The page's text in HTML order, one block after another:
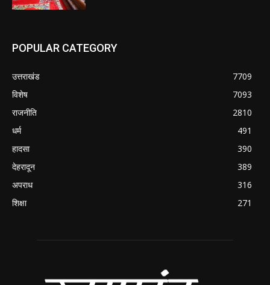
POPULAR CATEGORY
उत्तराखंड
7709
विशेष
7093
राजनीति
2810
धर्म
491
हादसा
390
देहरादून
389
अपराध
316
शिक्षा
271